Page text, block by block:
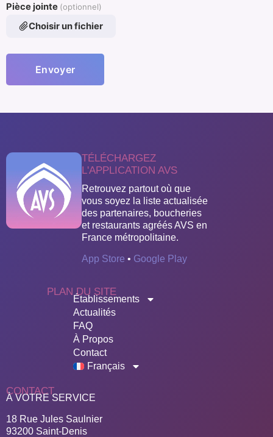
Pièce jointe (optionnel)
Choisir un fichier
Envoyer
TÉLÉCHARGEZ
L'APPLICATION AVS
Retrouvez partout où que
vous soyez la liste actualisée
des partenaires, boucheries
et restaurants agréés AVS en
France métropolitaine.
App Store • Google Play
PLAN DU SITE
Établissements
Actualités
FAQ
À Propos
Contact
Français
CONTACT
À VOTRE SERVICE
18 Rue Jules Saulnier
93200 Saint-Denis